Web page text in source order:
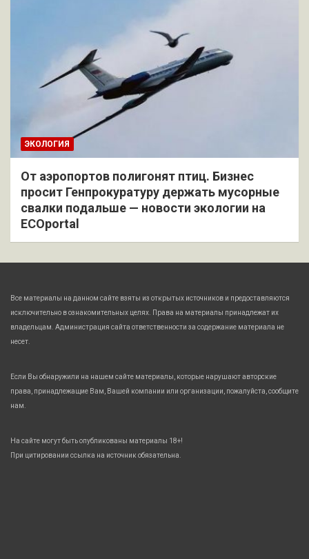
ЭКОЛОГИЯ
От аэропортов полигонят птиц. Бизнес
просит Генпрокуратуру держать мусорные
свалки подальше — новости экологии на
ECOportal
Все материалы на данном сайте взяты из открытых источников и предоставляются
исключительно в ознакомительных целях. Права на материалы принадлежат их
владельцам. Администрация сайта ответственности за содержание материала не
несет.
Если Вы обнаружили на нашем сайте материалы, которые нарушают авторские
права, принадлежащие Вам, Вашей компании или организации, пожалуйста, сообщите
нам.
На сайте могут быть опубликованы материалы 18+!
При цитировании ссылка на источник обязательна.